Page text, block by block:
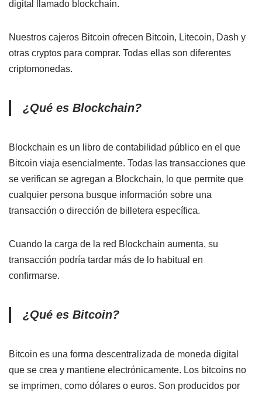
digital llamado blockchain.
Nuestros cajeros Bitcoin ofrecen Bitcoin, Litecoin, Dash y
otras cryptos para comprar. Todas ellas son diferentes
criptomonedas.
¿Qué es Blockchain?
Blockchain es un libro de contabilidad público en el que
Bitcoin viaja esencialmente. Todas las transacciones que
se verifican se agregan a Blockchain, lo que permite que
cualquier persona busque información sobre una
transacción o dirección de billetera específica.
Cuando la carga de la red Blockchain aumenta, su
transacción podría tardar más de lo habitual en
confirmarse.
¿Qué es Bitcoin?
Bitcoin es una forma descentralizada de moneda digital
que se crea y mantiene electrónicamente. Los bitcoins no
se imprimen, como dólares o euros. Son producidos por